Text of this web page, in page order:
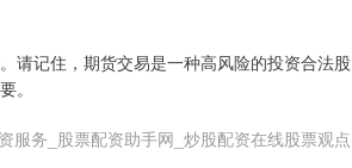
请记住，期货交易是一种高风险的投资合法股
。
服务_股票配资助手网_炒股配资在线股票观点